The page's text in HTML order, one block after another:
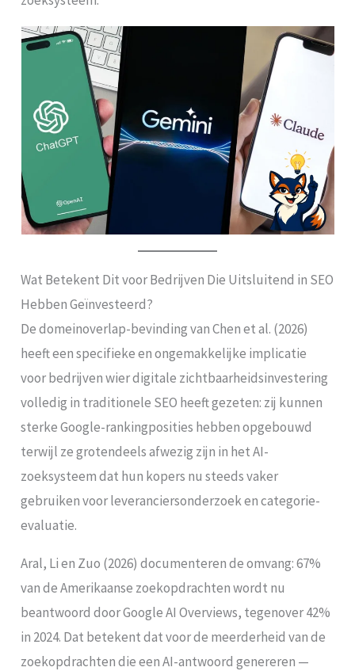
Wat Betekent Dit voor Bedrijven Die Uitsluitend in SEO
Hebben Geïnvesteerd?
De domeinoverlap-bevinding van Chen et al. (2026)
heeft een specifieke en ongemakkelijke implicatie
voor bedrijven wier digitale zichtbaarheidsinvestering
volledig in traditionele SEO heeft gezeten: zij kunnen
sterke Google-rankingposities hebben opgebouwd
terwijl ze grotendeels afwezig zijn in het AI-
zoeksysteem dat hun kopers nu steeds vaker
gebruiken voor leveranciersonderzoek en categorie-
evaluatie.
Aral, Li en Zuo (2026) documenteren de omvang: 67%
van de Amerikaanse zoekopdrachten wordt nu
beantwoord door Google AI Overviews, tegenover 42%
in 2024. Dat betekent dat voor de meerderheid van de
zoekopdrachten die een AI-antwoord genereren —